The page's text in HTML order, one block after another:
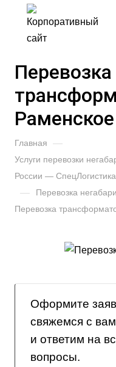
Перевозка
Раменское
Главная —
Услуги перевозки
России — СпецЛогистика
— Перевозка
Перевозка
Оформите
свяжемся с
и ответим на
вопросы.